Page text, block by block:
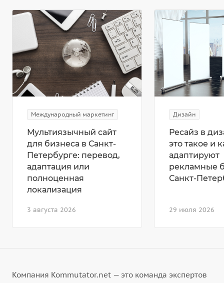
Международный маркетинг
3 августа 2026
Мультиязычный сайт
для бизнеса в Санкт-
Петербурге: перевод,
адаптация или
полноценная
локализация
Дизайн
29 июля 2026
Ресайз в
это такое и
адаптируют
рекламные
Санкт-
Компания Kommutator.net — это команда экспертов